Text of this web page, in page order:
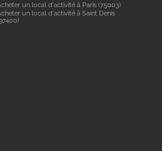
un local d'activité à Paris (75003)
un local d'activité à Saint Denis